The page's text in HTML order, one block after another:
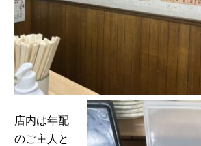
店内は年配
のご主人と